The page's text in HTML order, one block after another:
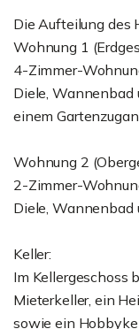
Die Aufteilung des
Wohnung 1
4-Zimmer-
Diele, Wannenbad
einem
Wohnung 2
2-Zimmer-
Diele, Wannenbad
Keller:
Im Kellergeschoss
Mieterkeller, ein
sowie ein